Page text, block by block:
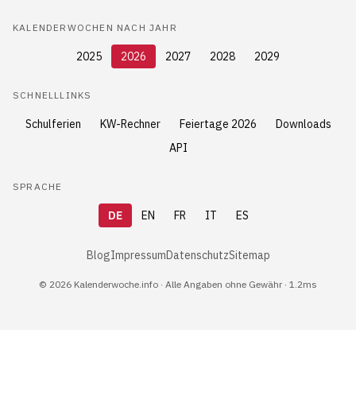
KALENDERWOCHEN NACH JAHR
2025 2026 2027 2028 2029
SCHNELLLINKS
Schulferien KW-Rechner Feiertage 2026
Downloads
API
SPRACHE
DE EN FR IT ES
BlogImpressumDatenschutzSitemap
© 2026 Kalenderwoche.info · Alle Angaben ohne Gewähr · 1.2ms